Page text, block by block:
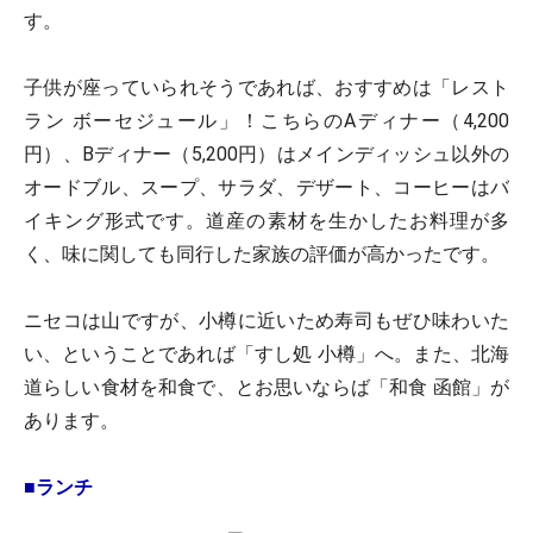
す。
子供が座っていられそうであれば、おすすめは「レスト
ラン ボーセジュール」！こちらのAディナー（4,200
円）、Bディナー（5,200円）はメインディッシュ以外の
オードブル、スープ、サラダ、デザート、コーヒーはバ
イキング形式です。道産の素材を生かしたお料理が多
く、味に関しても同行した家族の評価が高かったです。
ニセコは山ですが、小樽に近いため寿司もぜひ味わいた
い、ということであれば「すし処 小樽」へ。また、北海
道らしい食材を和食で、とお思いならば「和食 函館」が
あります。
■ランチ